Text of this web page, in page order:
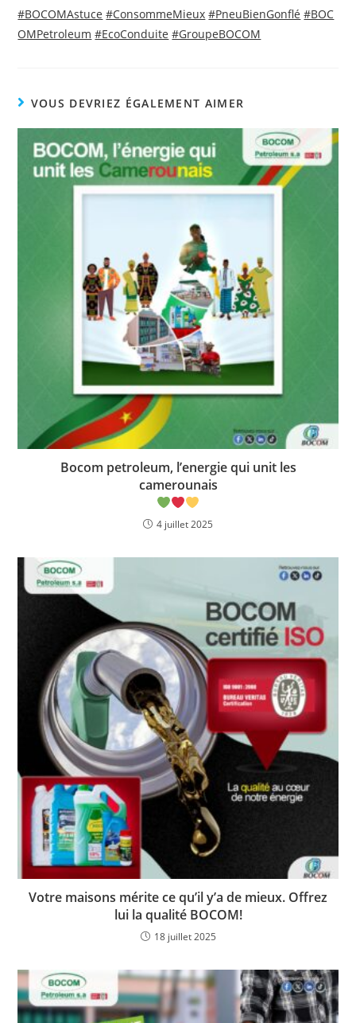
#BOCOMAstuce #ConsommeMieux #PneuBienGonflé #BOC
OMPetroleum #EcoConduite #GroupeBOCOM
VOUS DEVRIEZ ÉGALEMENT AIMER
Bocom petroleum, l’energie qui unit les
camerounais
4 juillet 2025
Votre maisons mérite ce qu’il y’a de mieux. Offrez
lui la qualité BOCOM!
18 juillet 2025